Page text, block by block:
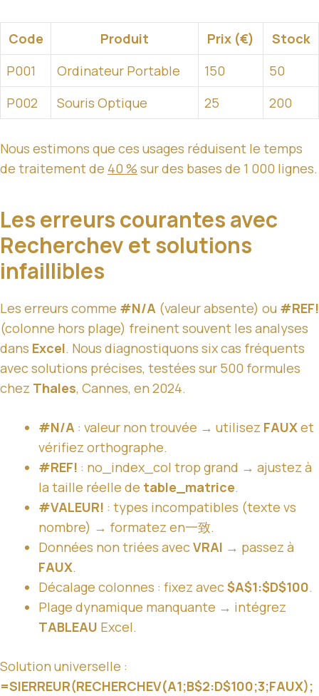
Code Produit Prix (€)
Stock
P001
Ordinateur Portable 150
50
P002
Souris Optique 25 200
Nous estimons que ces usages réduisent le temps
de traitement de 40 % sur des bases de 1 000 lignes.
Les erreurs courantes avec
Recherchev et solutions
infaillibles
Les erreurs comme #N/A (valeur absente) ou #REF!
(colonne hors plage) freinent souvent les analyses
dans Excel. Nous diagnostiquons six cas fréquents
avec solutions précises, testées sur 500 formules
chez Thales, Cannes, en 2024.
#N/A : valeur non trouvée → utilisez FAUXet
vérifiez orthographe.
#REF! : no_index_col trop grand → ajustez à
la taille réelle de table_matrice.
#VALEUR! : types incompatibles (texte vs
nombre) → formatez en一致.
Données non triées avecVRAI → passez à
FAUX.
Décalage colonnes : fixez avec$A$1:$D$100.
Plage dynamique manquante → intégrez
TABLEAU Excel.
Solution universelle :
=SIERREUR(RECHERCHEV(A1;B$2:D$100;3;FAUX);